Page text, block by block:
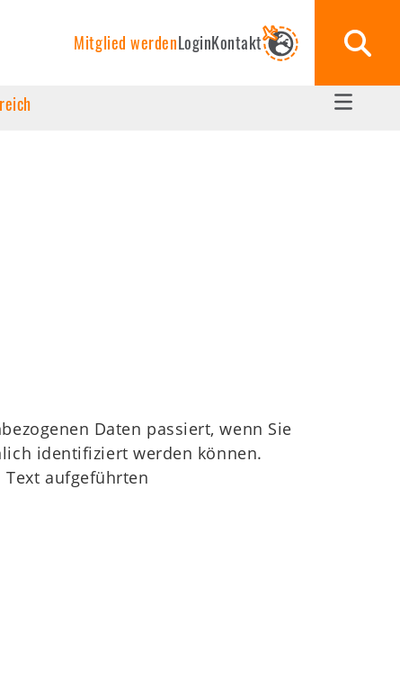
Mitglied werdenLoginKontakt
Daten passiert, wenn Sie
identifiziert werden können.
aufgeführten